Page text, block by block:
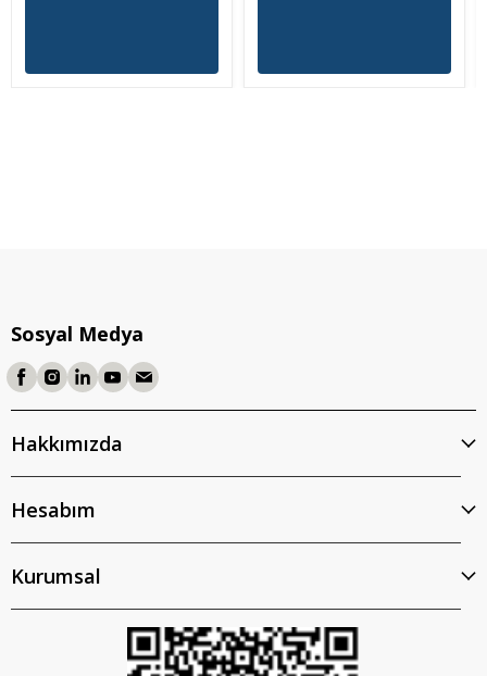
Sosyal Medya
Hakkımızda
Hesabım
Kurumsal